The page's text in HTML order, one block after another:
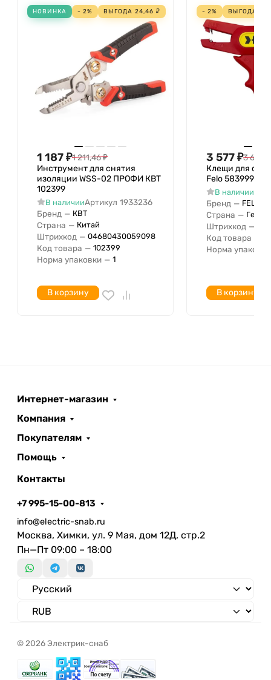
НОВИНКА - 2% ВЫГОДА 24,46 ₽
1 187₽1 211,46₽
Инструмент для снятия
изоляции WSS-02 ПРОФИ КВТ
102399
В наличииАртикул 1933236
Бренд — КВТ
Страна — Китай
Штрихкод — 04680430059098
Код товара — 102399
Норма упаковки — 1
В корзину
- 2% ВЫГОДА
3 577₽3
Клещи для
Felo 58399911
В наличии
Бренд — FELO
Страна —
Штрихкод —
Код товара
Норма упаковки
В корзину
Интернет-магазин
Компания
Покупателям
Помощь
Контакты
+7 995-15-00-813
info@electric-snab.ru
Москва, Химки, ул. 9 Мая, дом 12Д, стр.2
Пн—Пт 09:00 – 18:00
© 2026 Электрик-снаб